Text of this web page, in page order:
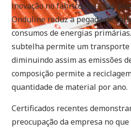
inovação no fabrico das suas
Onduline reduz a pegada de
consumos de energias
subtelha permite um transporte
diminuindo assim as emissões
composição permite a
quantidade de material por ano.
Certificados recentes
preocupação da empresa no